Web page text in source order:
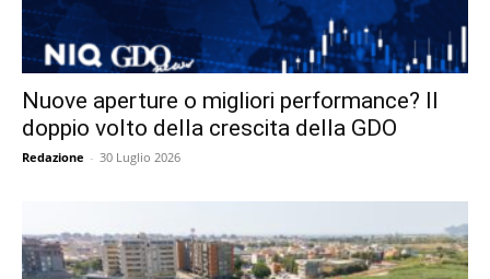
Nuove aperture o migliori performance? Il
doppio volto della crescita della GDO
Redazione - 30 Luglio 2026